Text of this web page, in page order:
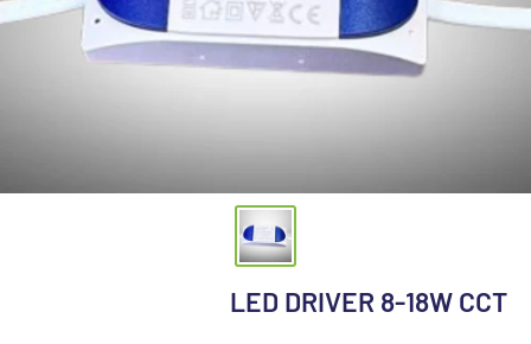
LED DRIVER 8-18W CCT